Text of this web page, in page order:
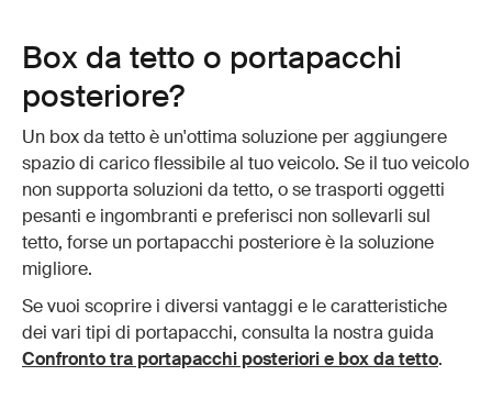
Box da tetto o portapacchi
posteriore?
Un box da tetto è un'ottima soluzione per aggiungere
spazio di carico flessibile al tuo veicolo. Se il tuo veicolo
non supporta soluzioni da tetto, o se trasporti oggetti
pesanti e ingombranti e preferisci non sollevarli sul
tetto, forse un portapacchi posteriore è la soluzione
migliore.
Se vuoi scoprire i diversi vantaggi e le caratteristiche
dei vari tipi di portapacchi, consulta la nostra guida
Confronto tra portapacchi posteriori e box da tetto.